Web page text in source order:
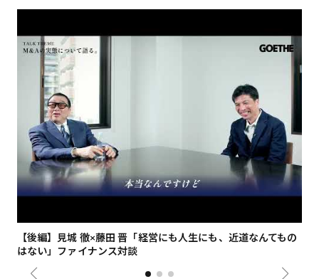
【後編】見城 徹×藤田 晋「経営にも人生にも、近道なんてもの
はない」ファイナンス対談